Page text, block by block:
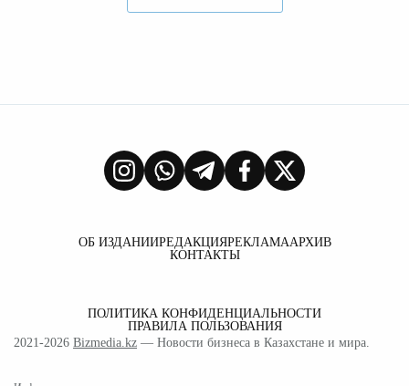
ОБ ИЗДАНИИРЕДАКЦИЯРЕКЛАМААРХИВ
КОНТАКТЫ
ПОЛИТИКА КОНФИДЕНЦИАЛЬНОСТИ
ПРАВИЛА ПОЛЬЗОВАНИЯ
2021-2026 Bizmedia.kz — Новости бизнеса в Казахстане и мира.